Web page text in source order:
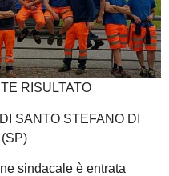
RISULTATO
SANTO STEFANO DI
sindacale è entrata